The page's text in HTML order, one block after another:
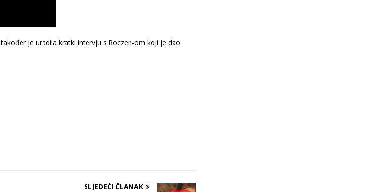
također je uradila kratki intervju s Roczen-om koji je dao
SLJEDEĆI ČLANAK